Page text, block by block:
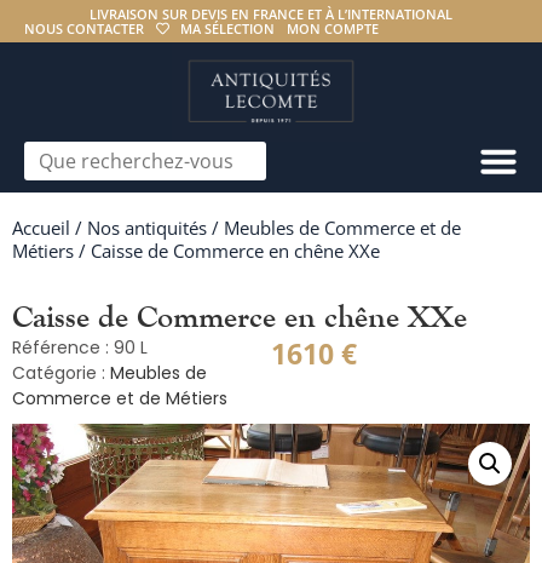
LIVRAISON SUR DEVIS EN FRANCE ET À L’INTERNATIONAL
NOUS CONTACTER
MA SÉLECTION MON COMPTE
Accueil / Nos antiquités / Meubles de Commerce et de
Métiers / Caisse de Commerce en chêne XXe
Caisse de Commerce en chêne XXe
Référence : 90 L
Catégorie : Meubles de
Commerce et de Métiers
1610€